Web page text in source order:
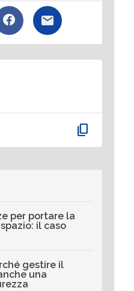
content_copy
per portare la
il caso
gestire il
una